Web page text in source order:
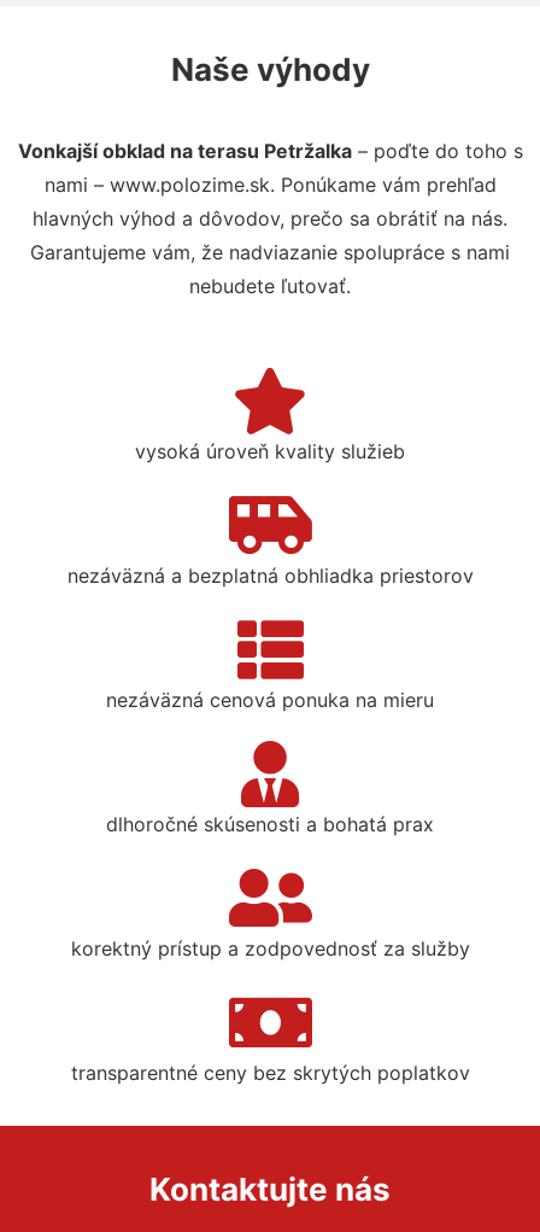
Naše výhody
Vonkajší obklad na terasu Petržalka– poďte do toho s
nami – www.polozime.sk. Ponúkame vám prehľad
hlavných výhod a dôvodov, prečo sa obrátiť na nás.
Garantujeme vám, že nadviazanie spolupráce s nami
nebudete ľutovať.
vysoká úroveň kvality služieb
nezáväzná a bezplatná obhliadka priestorov
nezáväzná cenová ponuka na mieru
dlhoročné skúsenosti a bohatá prax
korektný prístup a zodpovednosť za služby
transparentné ceny bez skrytých poplatkov
Kontaktujte nás